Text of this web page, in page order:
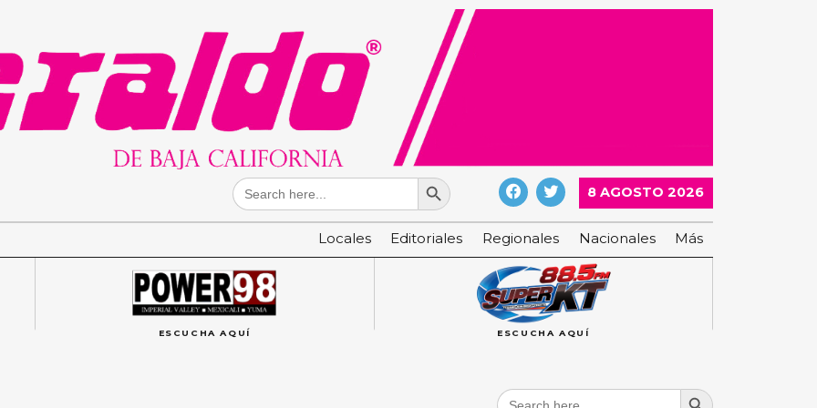
Search
for:
Search Button
8 AGOSTO 2026
Locales Editoriales Regionales Nacionales Más
ESCUCHA AQUÍ ESCUCHA AQUÍ
Search
Search Button